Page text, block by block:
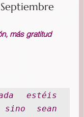
más gratitud
estéis
sino sean